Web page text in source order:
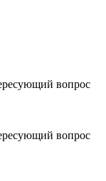
вопрос
вопрос